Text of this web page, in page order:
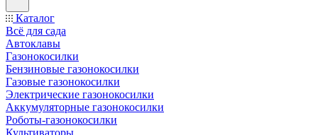
Каталог
Всё для сада
Автоклавы
Газонокосилки
Бензиновые газонокосилки
Газовые газонокосилки
Электрические газонокосилки
Аккумуляторные газонокосилки
Роботы-газонокосилки
Культиваторы